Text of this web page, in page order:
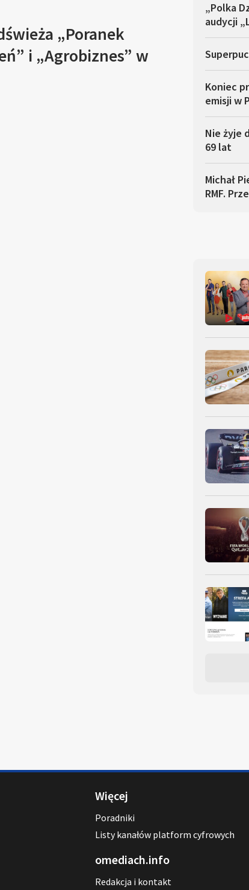
„Poranek
i „Agrobiznes” w
„Polka
audycji
Koniec
emisji w
Nie żyje
69 lat
Michał
RMF.
Więcej
Poradniki
Listy kanałów platform cyfrowych
omediach.info
Redakcja i kontakt